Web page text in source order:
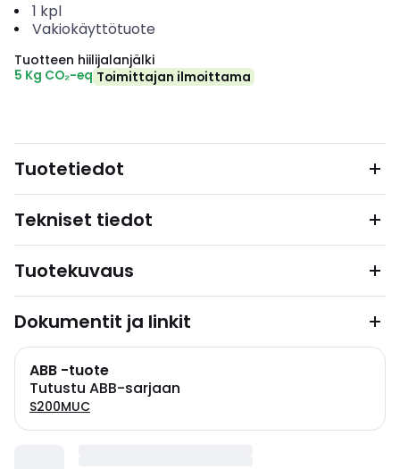
1 kpl
Vakiokäyttötuote
Tuotteen hiilijalanjälki
5 Kg CO₂-eq Toimittajan ilmoittama
Tuotetiedot
Tekniset tiedot
Tuotekuvaus
Dokumentit ja linkit
ABB -tuote
Tutustu ABB-sarjaan
S200MUC